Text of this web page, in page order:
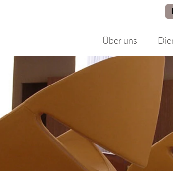
Über uns